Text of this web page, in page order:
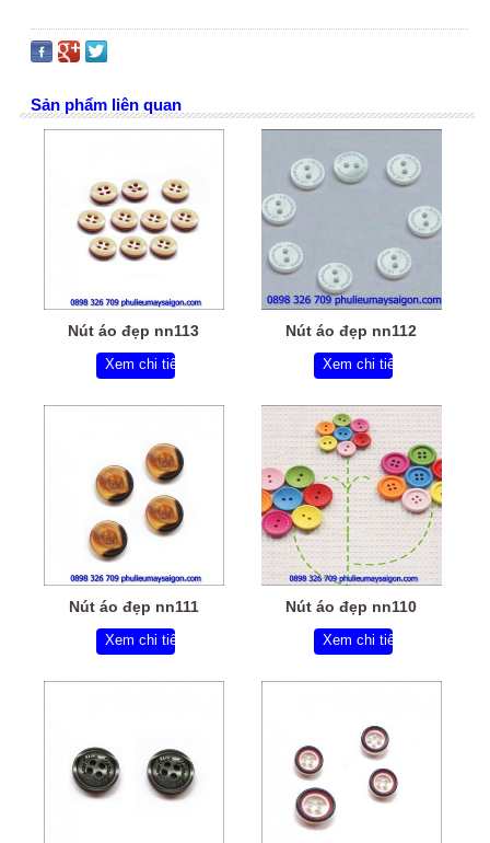
Sản phẩm liên quan
Nút áo đẹp nn113
Xem chi tiết
Nút áo đẹp nn112
Xem chi tiết
Nút áo đẹp nn111
Xem chi tiết
Nút áo đẹp nn110
Xem chi tiết